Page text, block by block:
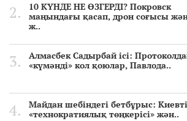
10 КҮНДЕ НЕ ӨЗГЕРДІ? Покровск
маңындағы қасап, дрон соғысы
ж..
Алмасбек Садырбай ісі:
«күмәнді» кол қоюлар, Павлода..
Майдан шебіндегі бетбұрыс:
«технократиялық төңкерісі» жән..